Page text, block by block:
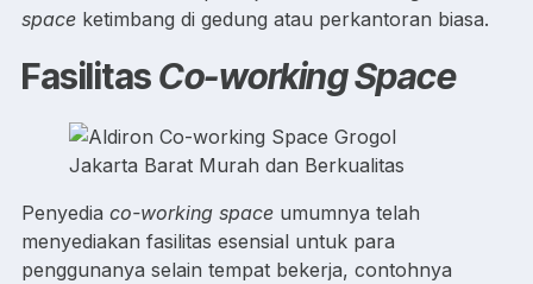
space ketimbang di gedung atau perkantoran biasa.
FasilitasCo-working Space
Penyedia co-working space umumnya telah
menyediakan fasilitas esensial untuk para
penggunanya selain tempat bekerja, contohnya